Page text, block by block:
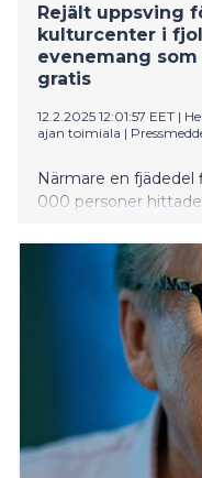
Rejält uppsving
kulturcenter i
evenemang
gratis
12.2.2025 12:01:57 EET |
ajan toimiala |
Närmare en fjädedel
000 personer
ett brett och